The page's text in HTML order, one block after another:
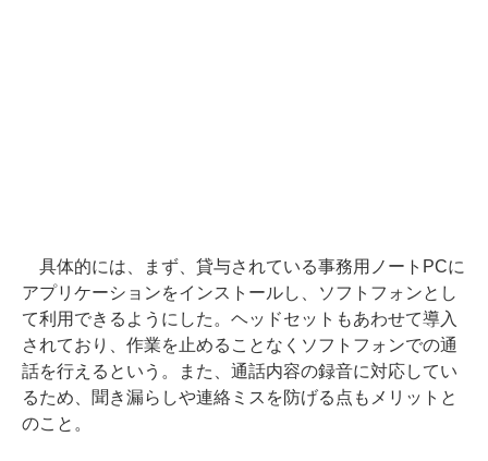
具体的には、まず、貸与されている事務用ノートPCに
アプリケーションをインストールし、ソフトフォンとし
て利用できるようにした。ヘッドセットもあわせて導入
されており、作業を止めることなくソフトフォンでの通
話を行えるという。また、通話内容の録音に対応してい
るため、聞き漏らしや連絡ミスを防げる点もメリットと
のこと。